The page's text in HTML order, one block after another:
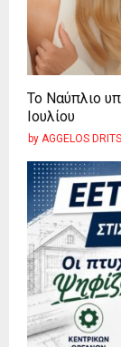
Το Ναύπλιο
Ιουλίου
by AGGELOS